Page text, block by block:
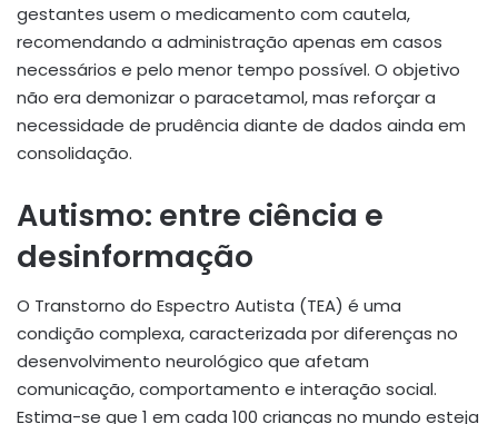
gestantes usem o medicamento com cautela,
recomendando a administração apenas em casos
necessários e pelo menor tempo possível. O objetivo
não era demonizar o paracetamol, mas reforçar a
necessidade de prudência diante de dados ainda em
consolidação.
Autismo: entre ciência e
desinformação
O Transtorno do Espectro Autista (TEA) é uma
condição complexa, caracterizada por diferenças no
desenvolvimento neurológico que afetam
comunicação, comportamento e interação social.
Estima-se que 1 em cada 100 crianças no mundo esteja